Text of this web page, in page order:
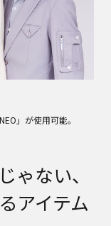
」が使用可能。
ゃない、
アイテム